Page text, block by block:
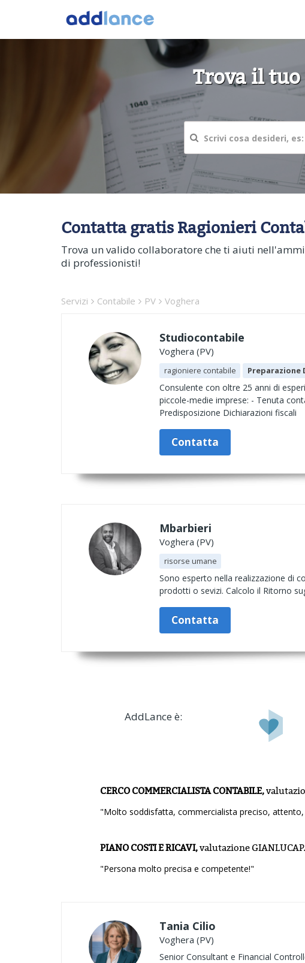
Trova il
Contatta gratis Ragionieri
Trova un valido collaboratore che ti aiuti
di professionisti!
Servizi Contabile PV Voghera
Studiocontabile
Voghera (PV)
ragioniere contabile Preparazione
Consulente con oltre 25 anni di
piccole-medie imprese: - Tenuta
Predisposizione Dichiarazioni fiscali
Contatta
Mbarbieri
Voghera (PV)
risorse umane
Sono esperto nella realizzazione di
prodotti o sevizi. Calcolo il Ritorno
Contatta
AddLance è:
CERCO COMMERCIALISTA CONTABILE,
"Molto soddisfatta, commercialista preciso,
PIANO COSTI E RICAVI,valutazione
"Persona molto precisa e competente!"
Tania Cilio
Voghera (PV)
Senior Consultant e Financial